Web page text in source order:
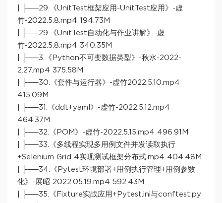
| ├──29.《UnitTest框架应用-UnitTest应用》-虚
竹-2022.5.8.mp4 194.73M
| ├──29.《UnitTest自动化与作业讲解》-虚
竹-2022.5.8.mp4 340.35M
| ├──3.《Python不可变数据类型》-秋水-2022-
2.27.mp4 375.58M
| ├──30.《套件与运行器》-虚竹2022.5.10.mp4
415.09M
| ├──31.《ddt+yaml》-虚竹-2022.5.12.mp4
464.37M
| ├──32.《POM》-虚竹-2022.5.15.mp4 496.91M
| ├──33.《多线程实现多用例文件并发读取执行
+Selenium Grid 4实现测试框架分布式.mp4 404.48M
| ├──34.《Pytest环境部署+用例执行管理+用例参数
化》-展昭 2022.05.19.mp4 592.43M
| ├──35.《Fixture实战应用+Pytest.ini与conftest.py